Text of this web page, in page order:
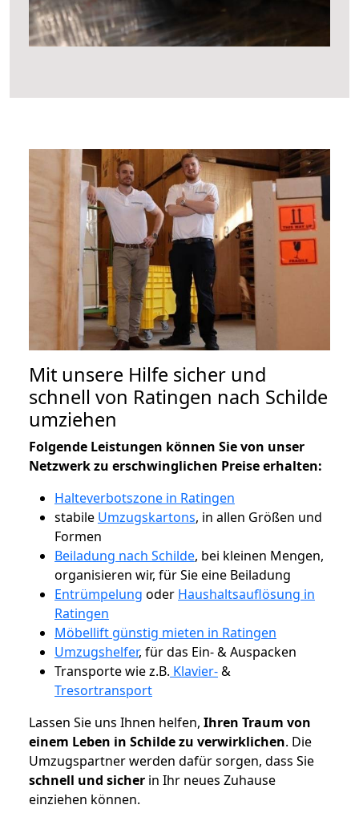
Mit unsere Hilfe sicher und
schnell von Ratingen nach Schilde
umziehen
Folgende Leistungen können Sie von unser
Netzwerk zu erschwinglichen Preise erhalten:
Halteverbotszone in Ratingen
stabile Umzugskartons, in allen Größen und
Formen
Beiladung nach Schilde, bei kleinen Mengen,
organisieren wir, für Sie eine Beiladung
Entrümpelung oder Haushaltsauflösung in
Ratingen
Möbellift günstig mieten in Ratingen
Umzugshelfer, für das Ein- & Auspacken
Transporte wie z.B. Klavier-&
Tresortransport
Lassen Sie uns Ihnen helfen, Ihren Traum von
einem Leben in Schilde zu verwirklichen. Die
Umzugspartner werden dafür sorgen, dass Sie
schnell und sicher in Ihr neues Zuhause
einziehen können.